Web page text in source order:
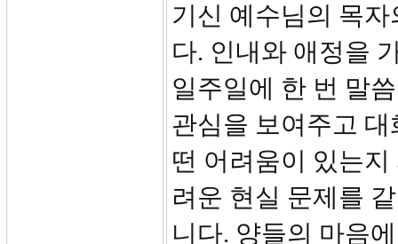
기신 예수님의 목
다. 인내와 애정을
일주일에 한 번 말
관심을 보여주고
떤 어려움이 있는
려운 현실 문제를
니다. 양들의 마음